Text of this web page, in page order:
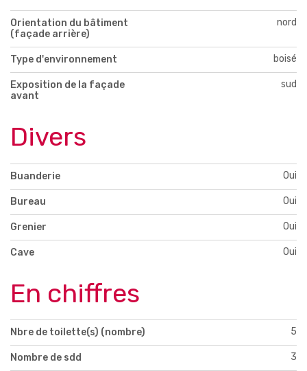
Orientation du bâtiment
(façade arrière)
nord
Type d'environnement boisé
Exposition de la façade
avant
sud
Divers
Buanderie Oui
Bureau Oui
Grenier Oui
Cave Oui
En chiffres
Nbre de toilette(s) (nombre) 5
Nombre de sdd 3